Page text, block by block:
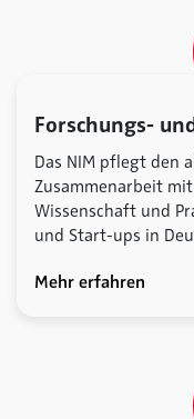
Forschungs-
Das NIM pflegt den
Zusammenarbeit
Wissenschaft und
und Start-ups in
Mehr erfahren